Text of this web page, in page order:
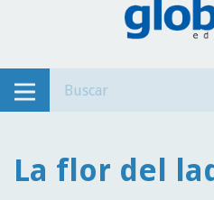
La flor del